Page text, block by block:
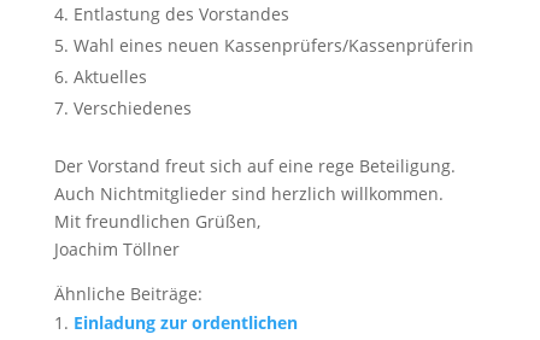
Entlastung des Vorstandes
Wahl eines neuen Kassenprüfers/Kassenprüferin
Aktuelles
Verschiedenes
Der Vorstand freut sich auf eine rege Beteiligung.
Auch Nichtmitglieder sind herzlich willkommen.
Mit freundlichen Grüßen,
Joachim Töllner
Ähnliche Beiträge:
Einladung zur ordentlichen